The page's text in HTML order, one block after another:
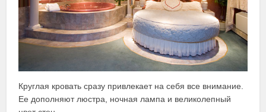
Круглая кровать сразу привлекает на себя все внимание.
Ее дополняют люстра, ночная лампа и великолепный